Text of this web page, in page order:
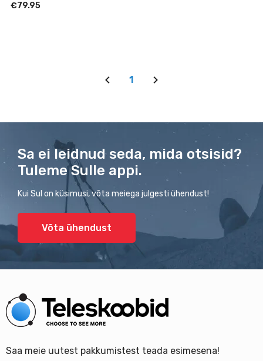
€79.95
1
Sa ei leidnud seda, mida otsisid?
Tuleme Sulle appi.
Kui Sul on küsimusi, võta meiega julgesti ühendust!
Võta ühendust
Saa meie uutest pakkumistest teada esimesena!